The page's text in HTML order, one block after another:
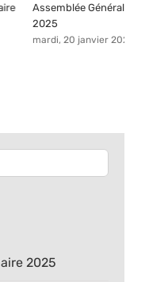
Générale Ordinaire
20 janvier 2026
2025